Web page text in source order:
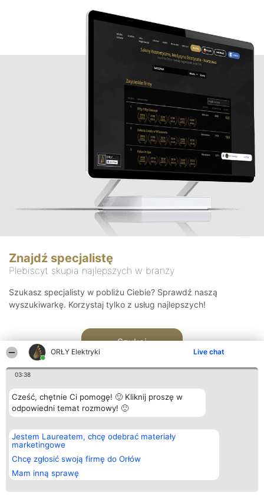
ORŁY Elektryki Live chat
03:38
Cześć, chętnie Ci pomogę! 🙂 Kliknij proszę w
odpowiedni temat rozmowy! 🙂
Jestem Laureatem, chcę odebrać materiały
marketingowe
Chcę zgłosić swoją firmę do Orłów
Mam inną sprawę
Znajdź specjalistę
Plebiscyt skupia najlepszych w branży
Szukasz specjalisty w pobliżu Ciebie? Sprawdź naszą
wyszukiwarkę. Korzystaj tylko z usług najlepszych!
Szukaj
Organizator plebiscytu
Bright Side Solutions sp. z o.
o. sp. k.
ul. Ruska 22
Wrocław 50-079
KRS 0000749100 | Regon
381313360 | NIP 8943132676
Plebiscyt
Laureaci
wszystkich
Laureatów
Regulamin
Kontakt
Kontakt